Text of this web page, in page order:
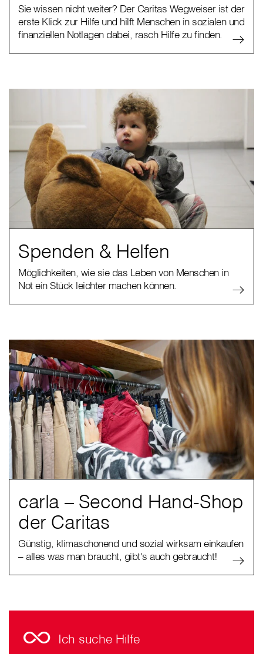
Sie wissen nicht weiter? Der Caritas Wegweiser ist der
erste Klick zur Hilfe und hilft Menschen in sozialen und
finanziellen Notlagen dabei, rasch Hilfe zu finden.
Spenden & Helfen
Möglichkeiten, wie sie das Leben von Menschen in
Not ein Stück leichter machen können.
carla – Second Hand-Shop
der Caritas
Günstig, klimaschonend und sozial wirksam einkaufen
– alles was man braucht, gibt's auch gebraucht!
Ich suche Hilfe